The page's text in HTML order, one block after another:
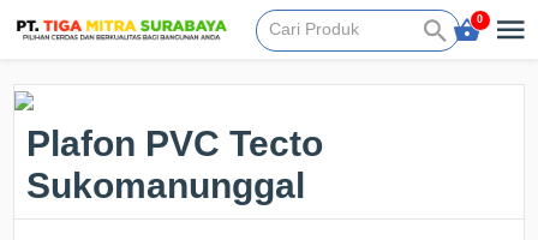
0
Plafon PVC Tecto
Sukomanunggal